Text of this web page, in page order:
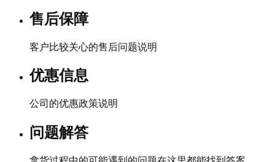
售后保障
客户比较关心的售后问题说明
优惠信息
公司的优惠政策说明
问题解答